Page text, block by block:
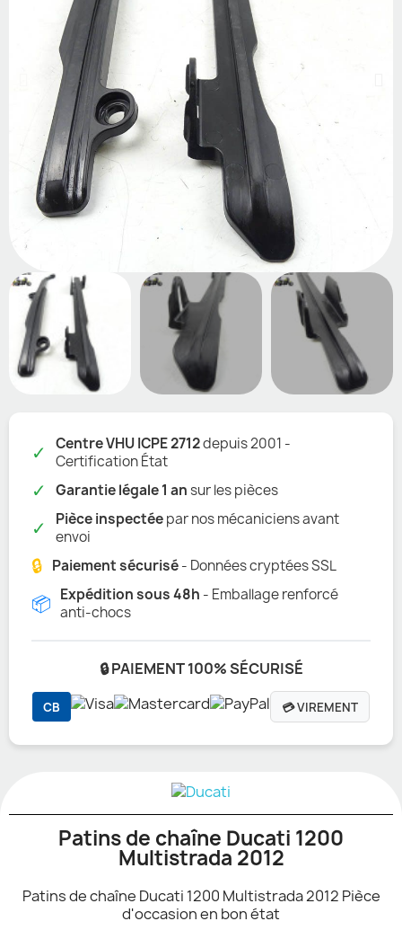
✓ Centre VHU ICPE 2712depuis 2001 -
Certification État
✓ Garantie légale 1 ansur les pièces
✓ Pièce inspectéepar nos mécaniciens avant
envoi
🔒 Paiement sécurisé- Données cryptées SSL
📦 Expédition sous 48h - Emballage renforcé
anti-chocs
🔒 PAIEMENT 100% SÉCURISÉ
CB 💳 VIREMENT
Patins de chaîne Ducati 1200
Multistrada 2012
Patins de chaîne Ducati 1200 Multistrada 2012 Pièce
d'occasion en bon état